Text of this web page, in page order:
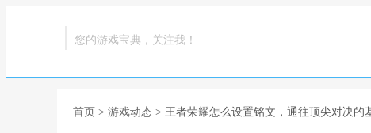
您的游戏宝典，关注我！
首页 > 游戏动态 > 王者荣耀怎么设置铭文，通往顶尖对决